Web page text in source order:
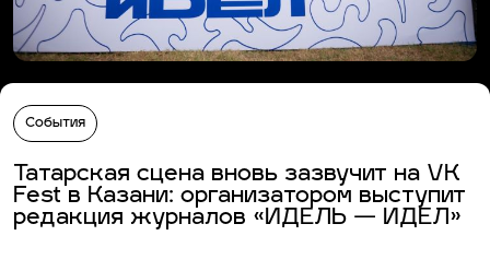
События
Татарская сцена вновь зазвучит на VK
Fest в Казани: организатором выступит
редакция журналов «ИДЕЛЬ — ИДЕЛ»